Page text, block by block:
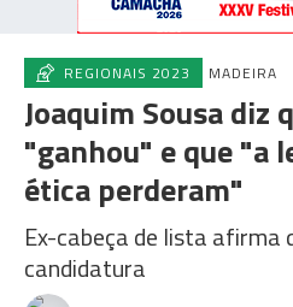
REGIONAIS 2023 MADEIRA
Joaquim Sousa diz
"ganhou" e que "a
ética perderam"
Ex-cabeça de lista afirma
candidatura